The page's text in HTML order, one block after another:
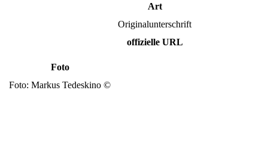
Art
Originalunterschrift
offizielle URL
Foto
Foto: Markus Tedeskino ©